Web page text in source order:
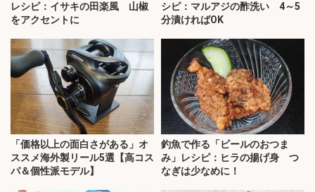
レシピ：イサキの田楽風 山椒
をアクセントに
シピ：マルアジの酢洗い 4～5
分漬ければOK
「価格以上の面白さがある」オ
ススメ海外製リール5選【高コス
パ＆個性派モデル】
釣魚で作る「ビールのおつま
み」レシピ：ヒラの揚げ身 つ
なぎは少なめに！